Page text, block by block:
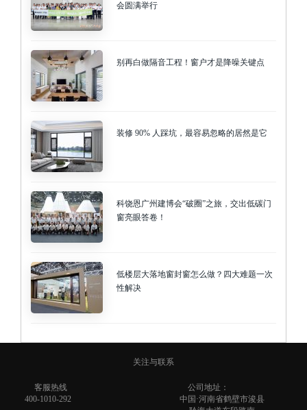
会圆满举行
别再白做隔音工程！窗户才是降噪关键点
装修 90% 人踩坑，最容易忽略的居然是它
科饶恩广州建博会“破圈”之旅，交出低碳门
窗亮眼答卷！
低楼层大落地窗封窗怎么做？四大难题一次
性解决
关注与联系
客服热线
400-1010-292
公司地址：
中国·河南省鹤壁市浚县